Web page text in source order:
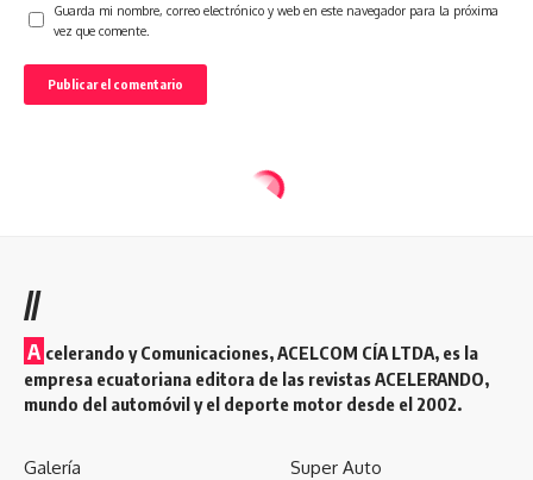
Guarda mi nombre, correo electrónico y web en este navegador para la próxima
vez que comente.
//
A celerando y Comunicaciones, ACELCOM CÍA LTDA, es la
empresa ecuatoriana editora de las revistas ACELERANDO,
mundo del automóvil y el deporte motor desde el 2002.
Galería
Super Auto